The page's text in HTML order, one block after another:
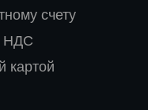
счету
НДС
картой